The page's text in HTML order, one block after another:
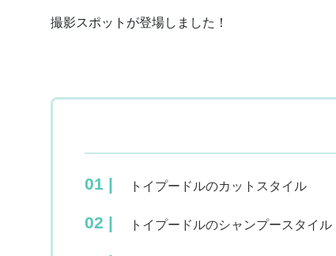
撮影スポットが登場しました！
トイプードルのカットスタイル
トイプードルのシャンプースタイル